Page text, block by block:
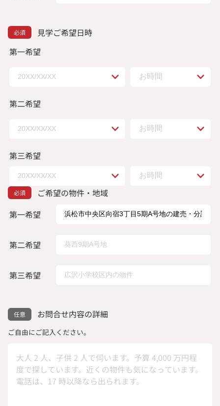
見学ご希望日時
第一希望
第二希望
第三希望
ご希望の物件・地域
第一希望
第二希望
第三希望
お問合せ内容の詳細
ご自由にご記入ください。